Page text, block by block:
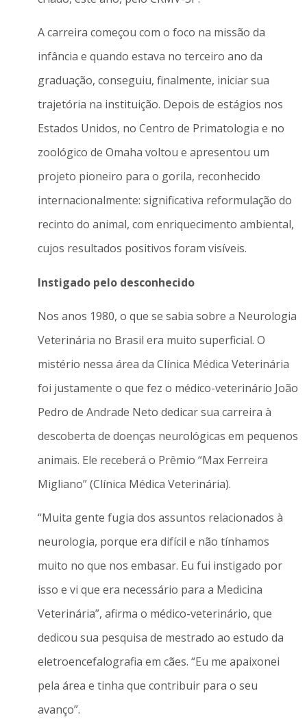
A carreira começou com o foco na missão da
infância e quando estava no terceiro ano da
graduação, conseguiu, finalmente, iniciar sua
trajetória na instituição. Depois de estágios nos
Estados Unidos, no Centro de Primatologia e no
zoológico de Omaha voltou e apresentou um
projeto pioneiro para o gorila, reconhecido
internacionalmente: significativa reformulação do
recinto do animal, com enriquecimento ambiental,
cujos resultados positivos foram visíveis.
Instigado pelo desconhecido
Nos anos 1980, o que se sabia sobre a Neurologia
Veterinária no Brasil era muito superficial. O
mistério nessa área da Clínica Médica Veterinária
foi justamente o que fez o médico-veterinário João
Pedro de Andrade Neto dedicar sua carreira à
descoberta de doenças neurológicas em pequenos
animais. Ele receberá o Prêmio “Max Ferreira
Migliano” (Clínica Médica Veterinária).
“Muita gente fugia dos assuntos relacionados à
neurologia, porque era difícil e não tínhamos
muito no que nos embasar. Eu fui instigado por
isso e vi que era necessário para a Medicina
Veterinária”, afirma o médico-veterinário, que
dedicou sua pesquisa de mestrado ao estudo da
eletroencefalografia em cães. “Eu me apaixonei
pela área e tinha que contribuir para o seu
avanço”.